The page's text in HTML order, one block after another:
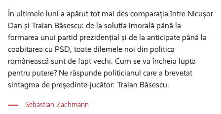
În ultimele luni a apărut tot mai des comparația între Nicușor
Dan și Traian Băsescu: de la soluția imorală până la
formarea unui partid prezidențial și de la anticipate până la
coabitarea cu PSD, toate dilemele noi din politica
românească sunt de fapt vechi. Cum se va încheia lupta
pentru putere? Ne răspunde politicianul care a brevetat
sintagma de președinte-jucător: Traian Băsescu.
Sebastian Zachmann